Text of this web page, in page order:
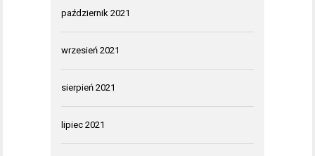
październik 2021
wrzesień 2021
sierpień 2021
lipiec 2021